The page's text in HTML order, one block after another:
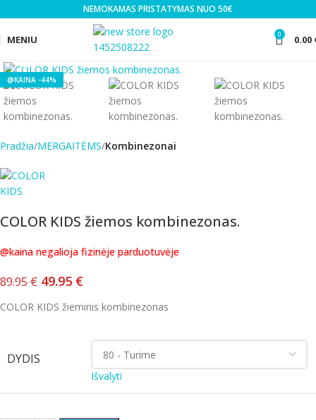
NEMOKAMAS PRISTATYMAS NUO 50€
MENIU 0 0.00
-44%
Click to enlarge
Pradžia MERGAITĖMS Kombinezonai
COLOR KIDS žiemos kombinezonas.
@kaina negalioja fizinėje parduotuvėje
89.95€ 49.95 €
COLOR KIDS žieminis kombinezonas
DYDIS
Išvalyti